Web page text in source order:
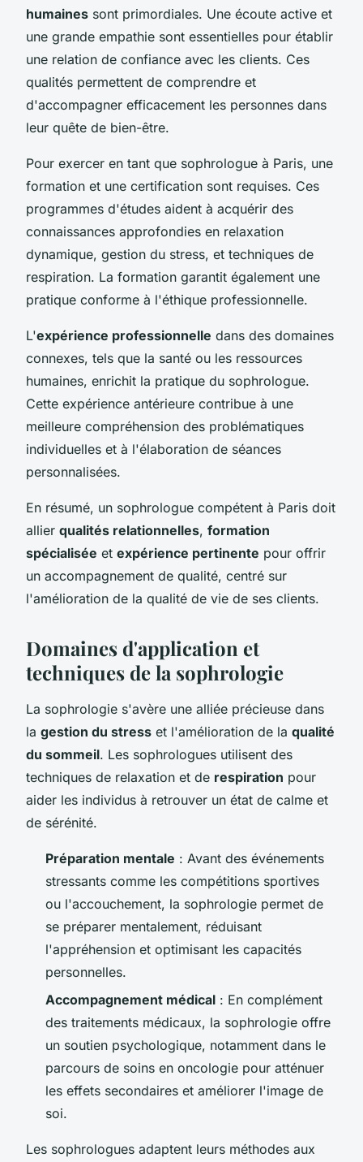
humaines sont primordiales. Une écoute active et
une grande empathie sont essentielles pour établir
une relation de confiance avec les clients. Ces
qualités permettent de comprendre et
d'accompagner efficacement les personnes dans
leur quête de bien-être.
Pour exercer en tant que sophrologue à Paris, une
formation et une certification sont requises. Ces
programmes d'études aident à acquérir des
connaissances approfondies en relaxation
dynamique, gestion du stress, et techniques de
respiration. La formation garantit également une
pratique conforme à l'éthique professionnelle.
L'expérience professionnelle dans des domaines
connexes, tels que la santé ou les ressources
humaines, enrichit la pratique du sophrologue.
Cette expérience antérieure contribue à une
meilleure compréhension des problématiques
individuelles et à l'élaboration de séances
personnalisées.
En résumé, un sophrologue compétent à Paris doit
allier qualités relationnelles, formation
spécialisée et expérience pertinente pour offrir
un accompagnement de qualité, centré sur
l'amélioration de la qualité de vie de ses clients.
Domaines d'application et
techniques de la sophrologie
La sophrologie s'avère une alliée précieuse dans
la gestion du stress et l'amélioration de la qualité
du sommeil. Les sophrologues utilisent des
techniques de relaxation et de respiration pour
aider les individus à retrouver un état de calme et
de sérénité.
Préparation mentale : Avant des événements
stressants comme les compétitions sportives
ou l'accouchement, la sophrologie permet de
se préparer mentalement, réduisant
l'appréhension et optimisant les capacités
personnelles.
Accompagnement médical : En complément
des traitements médicaux, la sophrologie offre
un soutien psychologique, notamment dans le
parcours de soins en oncologie pour atténuer
les effets secondaires et améliorer l'image de
soi.
Les sophrologues adaptent leurs méthodes aux